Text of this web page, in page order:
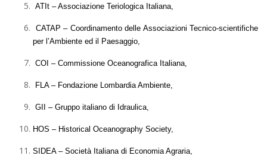
ATIt – Associazione Teriologica Italiana,
CATAP – Coordinamento delle Associazioni Tecnico-scientifiche
per l’Ambiente ed il Paesaggio,
COI – Commissione Oceanografica Italiana,
FLA – Fondazione Lombardia Ambiente,
GII – Gruppo italiano di Idraulica,
HOS – Historical Oceanography Society,
SIDEA – Società Italiana di Economia Agraria,